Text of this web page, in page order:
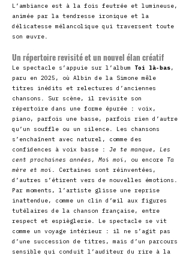
L’ambiance est à la fois feutrée et lumineuse,
animée par la tendresse ironique et la
délicatesse mélancolique qui traversent toute
son œuvre.
Un répertoire revisité et un nouvel élan créatif
Le spectacle s’appuie sur l’album Toi là-bas,
paru en 2025, où Albin de la Simone mêle
titres inédits et relectures d’anciennes
chansons. Sur scène, il revisite son
répertoire dans une forme épurée : voix,
piano, parfois une basse, parfois rien d’autre
qu’un souffle ou un silence. Les chansons
s’enchaînent avec naturel, comme des
confidences à voix basse : Je te manque , Les
cent prochaines années , Moi moi , ou encore Ta
mère et moi . Certaines sont réinventées,
d’autres s’étirent vers de nouvelles émotions.
Par moments, l’artiste glisse une reprise
inattendue, comme un clin d’œil aux figures
tutélaires de la chanson française, entre
respect et espièglerie. Le spectacle se vit
comme un voyage intérieur : il ne s’agit pas
d’une succession de titres, mais d’un parcours
sensible qui conduit l’auditeur du rire à la